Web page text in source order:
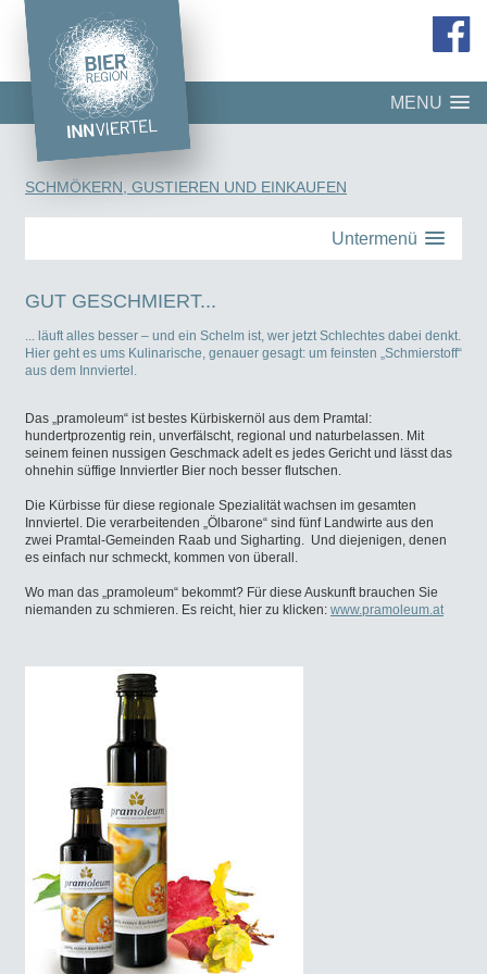
MENU
SCHMÖKERN, GUSTIEREN UND EINKAUFEN
Untermenü
GUT GESCHMIERT...
... läuft alles besser – und ein Schelm ist, wer jetzt Schlechtes dabei denkt.
Hier geht es ums Kulinarische, genauer gesagt: um feinsten „Schmierstoff“
aus dem Innviertel.
Das „pramoleum“ ist bestes Kürbiskernöl aus dem Pramtal:
hundertprozentig rein, unverfälscht, regional und naturbelassen. Mit
seinem feinen nussigen Geschmack adelt es jedes Gericht und lässt das
ohnehin süffige Innviertler Bier noch besser flutschen.
Die Kürbisse für diese regionale Spezialität wachsen im gesamten
Innviertel. Die verarbeitenden „Ölbarone“ sind fünf Landwirte aus den
zwei Pramtal-Gemeinden Raab und Sigharting. Und diejenigen, denen
es einfach nur schmeckt, kommen von überall.
Wo man das „pramoleum“ bekommt? Für diese Auskunft brauchen Sie
niemanden zu schmieren. Es reicht, hier zu klicken: www.pramoleum.at